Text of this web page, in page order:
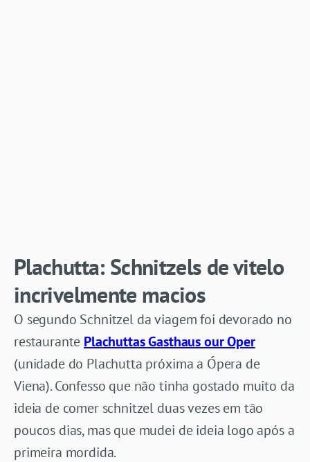
Plachutta: Schnitzels de vitelo
incrivelmente macios
O segundo Schnitzel da viagem foi devorado no
restaurante Plachuttas Gasthaus our Oper
(unidade do Plachutta próxima a Ópera de
Viena). Confesso que não tinha gostado muito da
ideia de comer schnitzel duas vezes em tão
poucos dias, mas que mudei de ideia logo após a
primeira mordida.